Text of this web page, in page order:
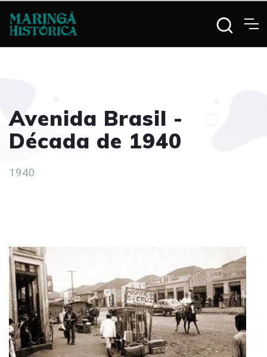
Avenida Brasil -
Década de 1940
1940